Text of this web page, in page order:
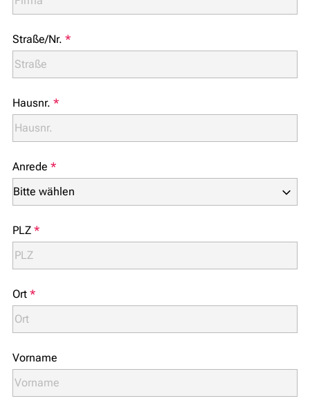
Straße/Nr. *
Hausnr. *
Anrede *
PLZ *
Ort *
Vorname